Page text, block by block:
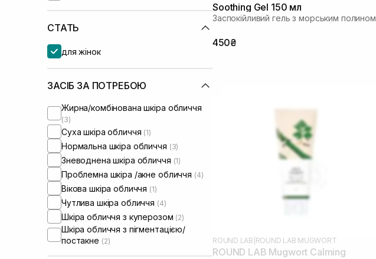
СТАТЬ
для жінок
ЗАСІБ ЗА ПОТРЕБОЮ
Жирна/комбінована шкіра обличчя
(3)
Суха шкіра обличчя (1)
Нормальна шкіра обличчя (3)
Зневоднена шкіра обличчя (1)
Проблемна шкіра /акне обличчя (4)
Вікова шкіра обличчя (1)
Чутлива шкіра обличчя (4)
Шкіра обличчя з куперозом (2)
Шкіра обличчя з пігментацією/
постакне (2)
Soothing Gel 150 мл
Заспокійливий гель з морським полином
450₴
ROUND LAB ROUND LAB MUGWORT
ROUND LAB Mugwort Calming